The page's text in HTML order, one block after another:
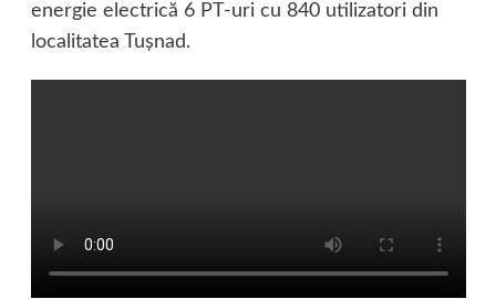
energie electrică 6 PT-uri cu 840 utilizatori din
localitatea Tușnad.